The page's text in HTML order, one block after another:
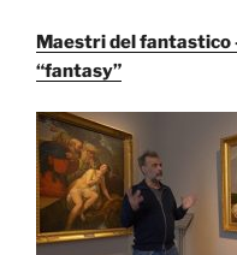
Maestri del
“fantasy”